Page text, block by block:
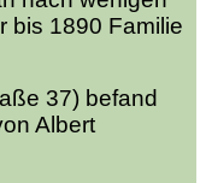
bis 1890 Familie
37) befand
Albert